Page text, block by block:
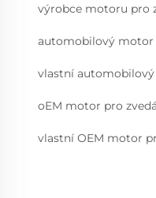
výrobce motoru pro
automobilový motor
vlastní
oEM motor pro
vlastní OEM motor